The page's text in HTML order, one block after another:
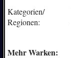
Kategorien/
Regionen:
Mehr Warken: